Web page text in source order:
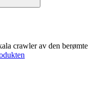
crawler av den berømte